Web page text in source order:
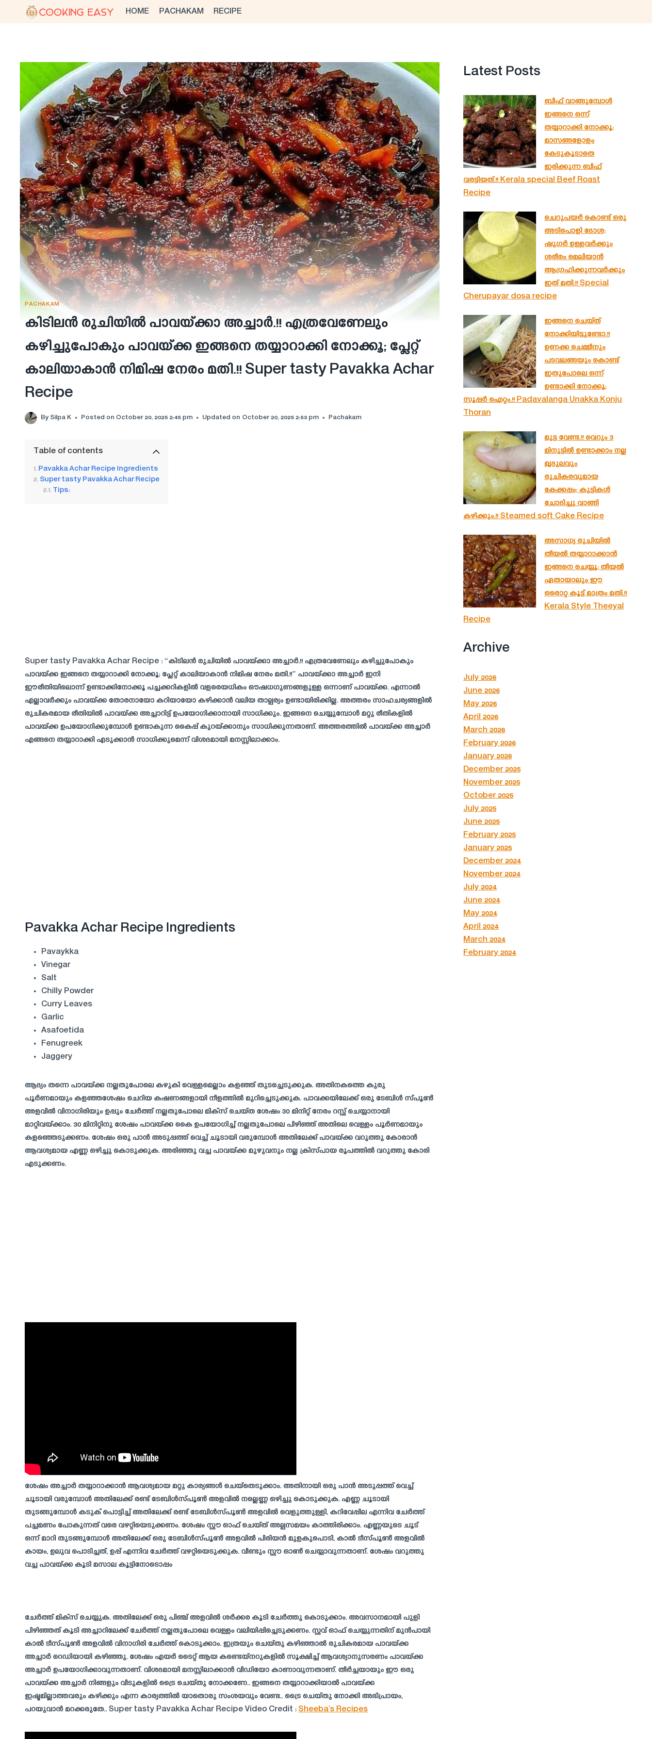
HOME PACHAKAM RECIPE
PACHAKAM
കിടിലൻ രുചിയിൽ പാവയ്ക്കാ അച്ചാർ.!! എത്രവേണേലും
കഴിച്ചുപോകും പാവയ്ക്ക ഇങ്ങനെ തയ്യാറാക്കി നോക്കൂ; പ്ലേറ്റ്
കാലിയാകാൻ നിമിഷ നേരം മതി.!! Super tasty Pavakka Achar
Recipe
By Silpa K Posted on October 20, 2025 2:45 pm Updated on October 20, 2025 2:53 pm Pachakam
Table of contents
Pavakka Achar Recipe Ingredients
Super tasty Pavakka Achar Recipe
Tips:
Super tasty Pavakka Achar Recipe : “കിടിലൻ രുചിയിൽ പാവയ്ക്കാ അച്ചാർ.!! എത്രവേണേലും കഴിച്ചുപോകും
പാവയ്ക്ക ഇങ്ങനെ തയ്യാറാക്കി നോക്കൂ; പ്ലേറ്റ് കാലിയാകാൻ നിമിഷ നേരം മതി.!!” പാവയ്ക്കാ അച്ചാർ ഇനി
ഈരീതിയിലൊന്ന് ഉണ്ടാക്കിനോക്കൂ പച്ചക്കറികളിൽ വളരെയധികം ഔഷധഗുണങ്ങളുള്ള ഒന്നാണ് പാവയ്ക്ക. എന്നാൽ
എല്ലാവർക്കും പാവയ്ക്ക തോരനായോ കറിയായോ കഴിക്കാൻ വലിയ താല്പര്യം ഉണ്ടായിരിക്കില്ല. അത്തരം സാഹചര്യങ്ങളിൽ
രുചികരമായ രീതിയിൽ പാവയ്ക്ക അച്ചാറിട്ട് ഉപയോഗിക്കാനായി സാധിക്കും. ഇങ്ങനെ ചെയ്യുമ്പോൾ മറ്റു രീതികളിൽ
പാവയ്ക്ക ഉപയോഗിക്കുമ്പോൾ ഉണ്ടാകുന്ന കൈപ്പ് കുറയ്ക്കാനും സാധിക്കുന്നതാണ്. അത്തരത്തിൽ പാവയ്ക്ക അച്ചാർ
എങ്ങനെ തയ്യാറാക്കി എടുക്കാൻ സാധിക്കുമെന്ന് വിശദമായി മനസ്സിലാക്കാം.
Pavakka Achar Recipe Ingredients
Pavaykka
Vinegar
Salt
Chilly Powder
Curry Leaves
Garlic
Asafoetida
Fenugreek
Jaggery
ആദ്യം തന്നെ പാവയ്ക്ക നല്ലതുപോലെ കഴുകി വെള്ളമെല്ലാം കളഞ്ഞ് തുടച്ചെടുക്കുക. അതിനകത്തെ കുരു
പൂർണമായും കളഞ്ഞശേഷം ചെറിയ കഷണങ്ങളായി നീളത്തിൽ മുറിച്ചെടുക്കുക. പാവക്കയിലേക്ക് ഒരു ടേബിൾ സ്പൂൺ
അളവിൽ വിനാഗിരിയും ഉപ്പും ചേർത്ത് നല്ലതുപോലെ മിക്സ് ചെയ്ത ശേഷം 30 മിനിറ്റ് നേരം റസ്റ്റ് ചെയ്യാനായി
മാറ്റിവയ്ക്കാം. 30 മിനിറ്റിനു ശേഷം പാവയ്ക്ക കൈ ഉപയോഗിച്ച് നല്ലതുപോലെ പിഴിഞ്ഞ് അതിലെ വെള്ളം പൂർണമായും
കളഞ്ഞെടുക്കണം. ശേഷം ഒരു പാൻ അടുപ്പത്ത് വെച്ച് ചൂടായി വരുമ്പോൾ അതിലേക്ക് പാവയ്ക്ക വറുത്തു കോരാൻ
ആവശ്യമായ എണ്ണ ഒഴിച്ചു കൊടുക്കുക. അരിഞ്ഞു വച്ച പാവയ്ക്ക മുഴുവനും നല്ല ക്രിസ്പായ രൂപത്തിൽ വറുത്തു കോരി
എടുക്കണം.
ശേഷം അച്ചാർ തയ്യാറാക്കാൻ ആവശ്യമായ മറ്റു കാര്യങ്ങൾ ചെയ്തെടുക്കാം. അതിനായി ഒരു പാൻ അടുപ്പത്ത് വെച്ച്
ചൂടായി വരുമ്പോൾ അതിലേക്ക് രണ്ട് ടേബിൾസ്പൂൺ അളവിൽ നല്ലെണ്ണ ഒഴിച്ചു കൊടുക്കുക. എണ്ണ ചൂടായി
തുടങ്ങുമ്പോൾ കടുക് പൊട്ടിച്ച് അതിലേക്ക് രണ്ട് ടേബിൾസ്പൂൺ അളവിൽ വെളുത്തുള്ളി, കറിവേപ്പില എന്നിവ ചേർത്ത്
പച്ചമണം പോകുന്നത് വരെ വഴറ്റിയെടുക്കണം. ശേഷം സ്റ്റൗ ഓഫ് ചെയ്ത് അല്പസമയം കാത്തിരിക്കാം. എണ്ണയുടെ ചൂട്
ഒന്ന് മാറി തുടങ്ങുമ്പോൾ അതിലേക്ക് ഒരു ടേബിൾസ്പൂൺ അളവിൽ പിരിയൻ മുളകുപൊടി, കാൽ ടീസ്പൂൺ അളവിൽ
കായം, ഉലുവ പൊടിച്ചത്, ഉപ്പ് എന്നിവ ചേർത്ത് വഴറ്റിയെടുക്കുക. വീണ്ടും സ്റ്റൗ ഓൺ ചെയ്യാവുന്നതാണ്. ശേഷം വറുത്തു
വച്ച പാവയ്ക്ക കൂടി മസാല കൂട്ടിനോടൊപ്പം
ചേർത്ത് മിക്സ് ചെയ്യുക. അതിലേക്ക് ഒരു പിഞ്ച് അളവിൽ ശർക്കര കൂടി ചേർത്തു കൊടുക്കാം. അവസാനമായി പുളി
പിഴിഞ്ഞത് കൂടി അച്ചാറിലേക്ക് ചേർത്ത് നല്ലതുപോലെ വെള്ളം വലിയിപ്പിച്ചെടുക്കണം. സ്റ്റവ് ഓഫ് ചെയ്യുന്നതിന് മുൻപായി
കാൽ ടീസ്പൂൺ അളവിൽ വിനാഗിരി ചേർത്ത് കൊടുക്കാം. ഇത്രയും ചെയ്തു കഴിഞ്ഞാൽ രുചികരമായ പാവയ്ക്ക
അച്ചാർ റെഡിയായി കഴിഞ്ഞു. ശേഷം എയർ ടൈറ്റ് ആയ കണ്ടെയ്നറുകളിൽ സൂക്ഷിച്ച് ആവശ്യാനുസരണം പാവയ്ക്ക
അച്ചാർ ഉപയോഗിക്കാവുന്നതാണ്. വിശദമായി മനസ്സിലാക്കാൻ വീഡിയോ കാണാവുന്നതാണ്. തീർച്ചയായും ഈ ഒരു
പാവയ്ക്ക അച്ചാർ നിങ്ങളും വീടുകളിൽ ട്രൈ ചെയ്തു നോക്കണേ.. ഇങ്ങനെ തയ്യാറാക്കിയാൽ പാവയ്ക്ക
ഇഷ്ടമില്ലാത്തവരും കഴിക്കും എന്ന കാര്യത്തിൽ യാതൊരു സംശയവും വേണ്ട.. ട്രൈ ചെയ്തു നോക്കി അഭിപ്രായം,
പറയുവാൻ മറക്കരുതേ.. Super tasty Pavakka Achar Recipe Video Credit : Sheeba’s Recipes
Latest Posts
ബീഫ് വാങ്ങുമ്പോൾ
ഇങ്ങനെ ഒന്ന്
തയ്യാറാക്കി നോക്കൂ;
മാസങ്ങളോളം
കേടുകൂടാതെ
ഇരിക്കുന്ന ബീഫ്
വരട്ടിയത്.!! Kerala special Beef Roast
Recipe
ചെറുപയർ കൊണ്ട് ഒരു
അടിപൊളി ദോശ;
ഷുഗർ ഉള്ളവർക്കും
ശരീരം മെലിയാൻ
ആഗ്രഹിക്കുന്നവർക്കും
ഇത് മതി.!! Special
Cherupayar dosa recipe
ഇങ്ങനെ ചെയ്ത്
നോക്കിയിട്ടുണ്ടോ.!!
ഉണക്ക ചെമ്മീനും
പടവലങ്ങയും കൊണ്ട്
ഇതുപോലെ ഒന്ന്
ഉണ്ടാക്കി നോക്കൂ;
സൂപ്പർ ഐറ്റം.!! Padavalanga Unakka Konju
Thoran
മുട്ട വേണ്ട.!! വെറും 3
മിനുട്ടിൽ ഉണ്ടാക്കാം നല്ല
മൃദുലവും
രുചികരവുമായ
കേക്കപ്പം; കുട്ടികൾ
ചോദിച്ചു വാങ്ങി
കഴിക്കും.!! Steamed soft Cake Recipe
അസാധ്യ രുചിയിൽ
തീയൽ തയ്യാറാക്കാൻ
ഇങ്ങനെ ചെയ്യൂ; തീയൽ
ഏതായാലും ഈ
ഒരൊറ്റ കൂട്ട് മാത്രം മതി.!!
Kerala Style Theeyal
Recipe
Archive
July 2026
June 2026
May 2026
April 2026
March 2026
February 2026
January 2026
December 2025
November 2025
October 2025
July 2025
June 2025
February 2025
January 2025
December 2024
November 2024
July 2024
June 2024
May 2024
April 2024
March 2024
February 2024